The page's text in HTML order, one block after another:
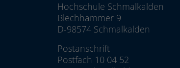
Hochschule Schmalkalden
Blechhammer 9
D-98574 Schmalkalden
Postanschrift
Postfach 10 04 52